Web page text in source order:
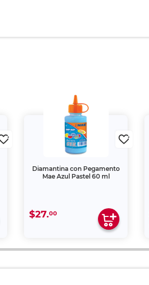
Diamantina con Pegamento
Mae Azul Pastel 60 ml
$27.00